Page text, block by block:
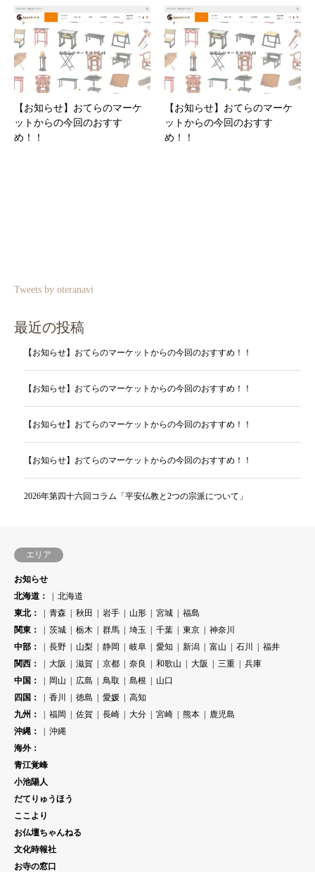
【お知らせ】おてらのマーケ
ットからの今回のおすす
め！！
【お知らせ】おてらのマーケ
ットからの今回のおすす
め！！
Tweets by oteranavi
最近の投稿
【お知らせ】おてらのマーケットからの今回のおすすめ！！
【お知らせ】おてらのマーケットからの今回のおすすめ！！
【お知らせ】おてらのマーケットからの今回のおすすめ！！
【お知らせ】おてらのマーケットからの今回のおすすめ！！
2026年第四十六回コラム「平安仏教と2つの宗派について」
エリア
お知らせ
北海道：
北海道
東北：
青森 秋田 岩手 山形 宮城
福島
関東：
茨城 栃木 群馬 埼玉 千葉 東京
神奈川
中部：
長野 山梨 静岡 岐阜 愛知 新潟 富山 石川
福井
関西：
大阪 滋賀 京都 奈良 和歌山 大阪 三重
兵庫
中国：
岡山 広島 鳥取 島根
山口
四国：
香川 徳島 愛媛
高知
九州：
福岡 佐賀 長崎 大分 宮崎 熊本
鹿児島
沖縄：
沖縄
海外：
青江覚峰
小池陽人
だてりゅうほう
ここより
お仏壇ちゃんねる
文化時報社
お寺の窓口